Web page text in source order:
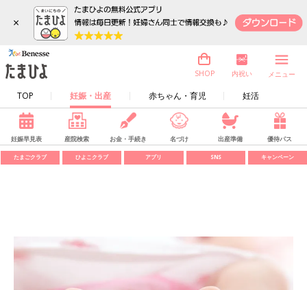
×
TOP 妊娠・出産 赤ちゃん・育児 妊活
SHOP 内祝い メニュー
妊娠早見表 産院検索 お金・手続き 名づけ 出産準備 優待パス
たまごクラブ ひよこクラブ アプリ SNS キャンペーン